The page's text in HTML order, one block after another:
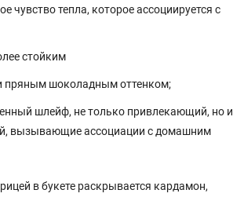
чувство тепла, которое ассоциируется с
стойким
пряным шоколадным оттенком;
шлейф, не только привлекающий, но и
вызывающие ассоциации с домашним
в букете раскрывается кардамон,